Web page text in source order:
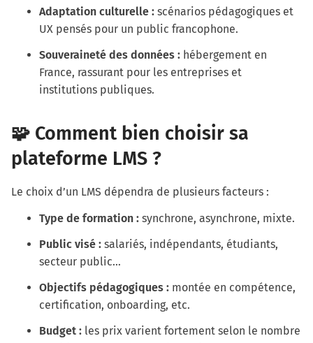
Adaptation culturelle : scénarios pédagogiques et
UX pensés pour un public francophone.
Souveraineté des données : hébergement en
France, rassurant pour les entreprises et
institutions publiques.
🧩 Comment bien choisir sa
plateforme LMS ?
Le choix d’un LMS dépendra de plusieurs facteurs :
Type de formation : synchrone, asynchrone, mixte.
Public visé : salariés, indépendants, étudiants,
secteur public…
Objectifs pédagogiques : montée en compétence,
certification, onboarding, etc.
Budget : les prix varient fortement selon le nombre